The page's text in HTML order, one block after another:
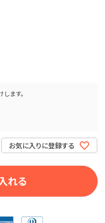
ます。
お気に入りに登録する
れる